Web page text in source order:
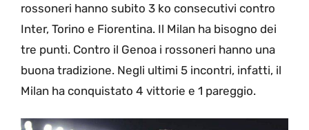
rossoneri hanno subito 3 ko consecutivi contro
Inter, Torino e Fiorentina. Il Milan ha bisogno dei
tre punti. Contro il Genoa i rossoneri hanno una
buona tradizione. Negli ultimi 5 incontri, infatti, il
Milan ha conquistato 4 vittorie e 1 pareggio.